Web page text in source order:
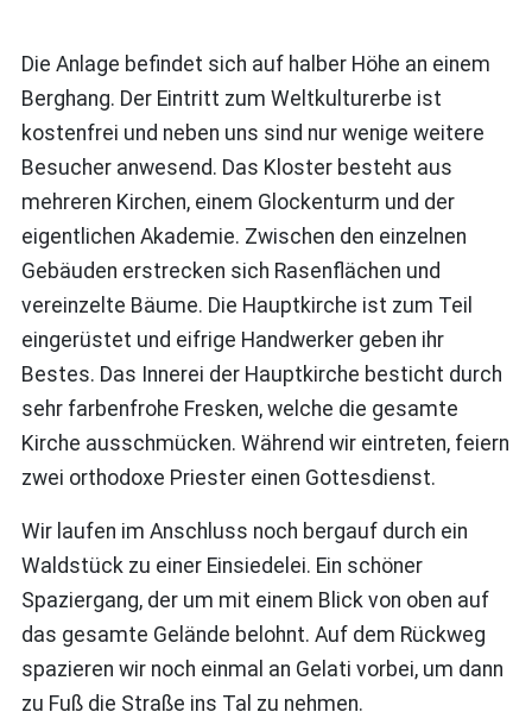
Die Anlage befindet sich auf halber Höhe an einem
Berghang. Der Eintritt zum Weltkulturerbe ist
kostenfrei und neben uns sind nur wenige weitere
Besucher anwesend. Das Kloster besteht aus
mehreren Kirchen, einem Glockenturm und der
eigentlichen Akademie. Zwischen den einzelnen
Gebäuden erstrecken sich Rasenflächen und
vereinzelte Bäume. Die Hauptkirche ist zum Teil
eingerüstet und eifrige Handwerker geben ihr
Bestes. Das Innerei der Hauptkirche besticht durch
sehr farbenfrohe Fresken, welche die gesamte
Kirche ausschmücken. Während wir eintreten, feiern
zwei orthodoxe Priester einen Gottesdienst.
Wir laufen im Anschluss noch bergauf durch ein
Waldstück zu einer Einsiedelei. Ein schöner
Spaziergang, der um mit einem Blick von oben auf
das gesamte Gelände belohnt. Auf dem Rückweg
spazieren wir noch einmal an Gelati vorbei, um dann
zu Fuß die Straße ins Tal zu nehmen.